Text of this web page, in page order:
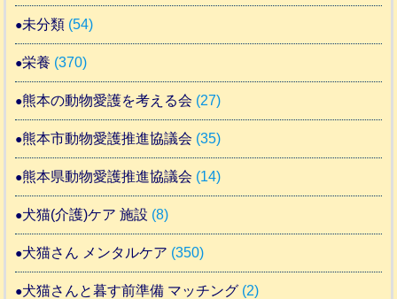
未分類 (54)
栄養 (370)
熊本の動物愛護を考える会 (27)
熊本市動物愛護推進協議会 (35)
熊本県動物愛護推進協議会 (14)
犬猫(介護)ケア 施設 (8)
犬猫さん メンタルケア (350)
犬猫さんと暮す前準備 マッチング (2)